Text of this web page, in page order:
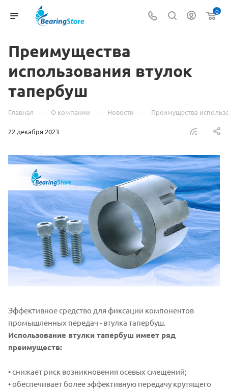
0
Преимущества
использования втулок
тапербуш
Главная — О компании — Новости — Преимущества
22 декабря 2023
Эффективное средство для фиксации компонентов
промышленных передач - втулка тапербуш.
Использование втулки тапербуш имеет ряд
преимуществ:
• снижает риск возникновения осевых смещений;
• обеспечивает более эффективную передачу крутящего